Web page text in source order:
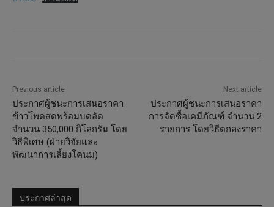
Previous article
ประกาศผู้ชนะการเสนอราคา
ข้าวโพดสดพร้อมบดอัด
จำนวน 350,000 กิโลกรัม โดย
วิธีพิเศษ (ฝ่ายวิจัยและ
พัฒนาการเลี้ยงโคนม)
Next article
ประกาศผู้ชนะการเสนอราคา
การจัดซื้อเคมีภัณฑ์ จำนวน 2
รายการ โดยวิธีตกลงราคา
ประกาศล่าสุด